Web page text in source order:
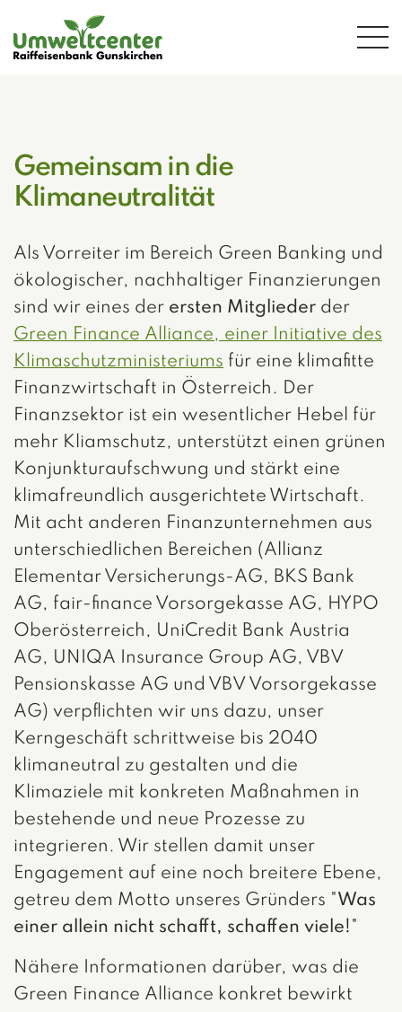
Zum Hauptinhalt springen
Gemeinsam in die
Klimaneutralität
Als Vorreiter im Bereich Green Banking und
ökologischer, nachhaltiger Finanzierungen
sind wir eines der ersten Mitglieder der
Green Finance Alliance, einer Initiative des
Klimaschutzministeriums für eine klimafitte
Finanzwirtschaft in Österreich. Der
Finanzsektor ist ein wesentlicher Hebel für
mehr Kliamschutz, unterstützt einen grünen
Konjunkturaufschwung und stärkt eine
klimafreundlich ausgerichtete Wirtschaft.
Mit acht anderen Finanzunternehmen aus
unterschiedlichen Bereichen (Allianz
Elementar Versicherungs-AG, BKS Bank
AG, fair-finance Vorsorgekasse AG, HYPO
Oberösterreich, UniCredit Bank Austria
AG, UNIQA Insurance Group AG, VBV
Pensionskasse AG und VBV Vorsorgekasse
AG) verpflichten wir uns dazu, unser
Kerngeschäft schrittweise bis 2040
klimaneutral zu gestalten und die
Klimaziele mit konkreten Maßnahmen in
bestehende und neue Prozesse zu
integrieren. Wir stellen damit unser
Engagement auf eine noch breitere Ebene,
getreu dem Motto unseres Gründers "Was
einer allein nicht schafft, schaffen viele! "
Nähere Informationen darüber, was die
Green Finance Alliance konkret bewirkt